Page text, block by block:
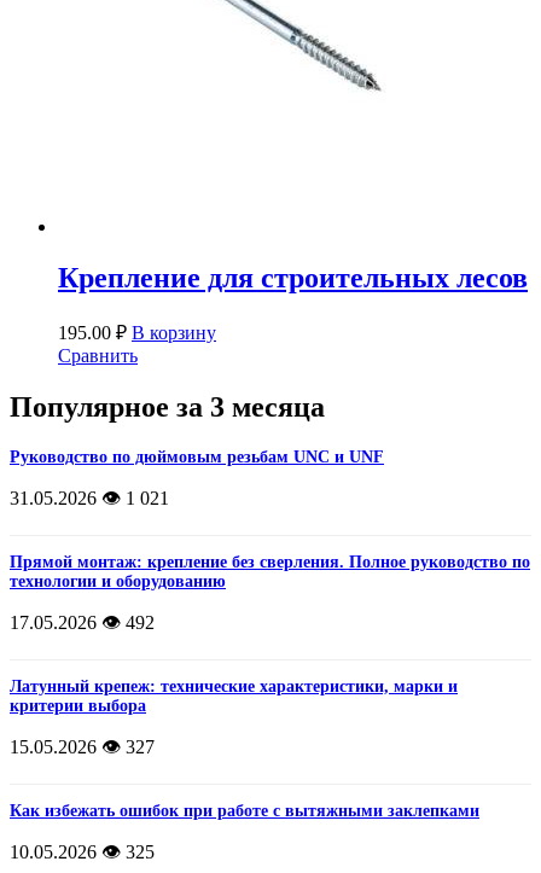
Крепление для строительных лесов
195.00 ₽ В корзину
Сравнить
Популярное за 3 месяца
Руководство по дюймовым резьбам UNC и UNF
31.05.2026 👁️ 1 021
Прямой монтаж: крепление без сверления. Полное руководство по
технологии и оборудованию
17.05.2026 👁️ 492
Латунный крепеж: технические характеристики, марки и
критерии выбора
15.05.2026 👁️ 327
Как избежать ошибок при работе с вытяжными заклепками
10.05.2026 👁️ 325